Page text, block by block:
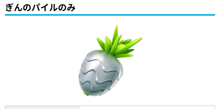
ぎんのパイルのみ